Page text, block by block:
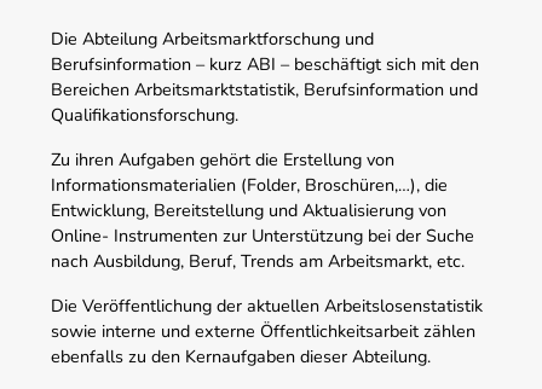
Die Abteilung Arbeitsmarktforschung und
Berufsinformation – kurz ABI – beschäftigt sich mit den
Bereichen Arbeitsmarktstatistik, Berufsinformation und
Qualifikationsforschung.
Zu ihren Aufgaben gehört die Erstellung von
Informationsmaterialien (Folder, Broschüren,…), die
Entwicklung, Bereitstellung und Aktualisierung von
Online- Instrumenten zur Unterstützung bei der Suche
nach Ausbildung, Beruf, Trends am Arbeitsmarkt, etc.
Die Veröffentlichung der aktuellen Arbeitslosenstatistik
sowie interne und externe Öffentlichkeitsarbeit zählen
ebenfalls zu den Kernaufgaben dieser Abteilung.